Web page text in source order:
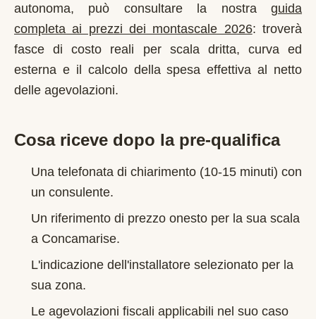
autonoma, può consultare la nostra
guida
completa ai prezzi dei montascale 2026: troverà
fasce di costo reali per scala dritta, curva ed
esterna e il calcolo della spesa effettiva al netto
delle agevolazioni.
Cosa riceve dopo la pre-qualifica
Una telefonata di chiarimento (10-15 minuti) con
un consulente.
Un riferimento di prezzo onesto per la sua scala
a Concamarise.
L'indicazione dell'installatore selezionato per la
sua zona.
Le agevolazioni fiscali applicabili nel suo caso